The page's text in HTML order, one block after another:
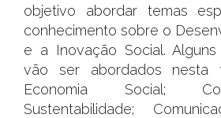
objetivo abordar temas
conhecimento sobre o
e a Inovação Social.
vão ser abordados nesta
Economia Social;
Sustentabilidade;